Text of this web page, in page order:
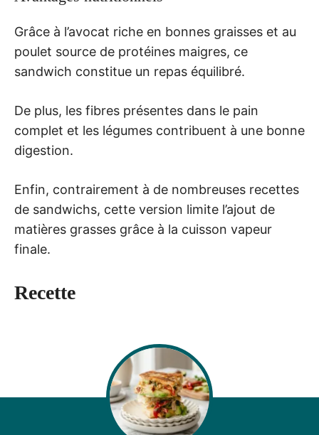
Grâce à l’avocat riche en bonnes graisses et au
poulet source de protéines maigres, ce
sandwich constitue un repas équilibré.
De plus, les fibres présentes dans le pain
complet et les légumes contribuent à une bonne
digestion.
Enfin, contrairement à de nombreuses recettes
de sandwichs, cette version limite l’ajout de
matières grasses grâce à la cuisson vapeur
finale.
Recette